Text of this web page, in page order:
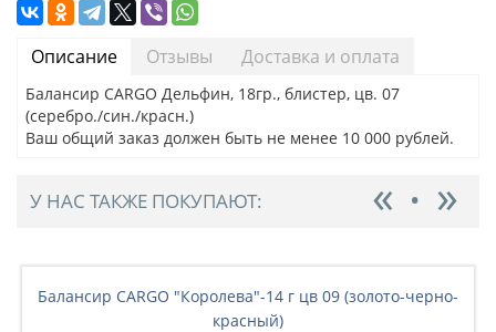
Описание Отзывы Доставка и оплата
Балансир CARGO Дельфин, 18гр., блистер, цв. 07
(серебро./син./красн.)
Ваш общий заказ должен быть не менее 10 000 рублей.
У НАС ТАКЖЕ ПОКУПАЮТ:
Балансир CARGO "Королева"-14 г цв 09 (золото-черно-
красный)